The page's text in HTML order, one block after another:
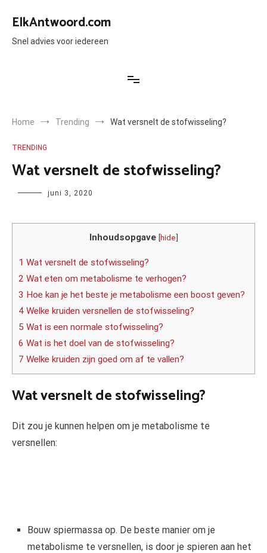
naar
inhoud
ElkAntwoord.com
Snel advies voor iedereen
Home Trending Wat versnelt de stofwisseling?
TRENDING
Wat versnelt de stofwisseling?
Author juni 3, 2020
Inhoudsopgave [hide]
1 Wat versnelt de stofwisseling?
2 Wat eten om metabolisme te verhogen?
3 Hoe kan je het beste je metabolisme een boost geven?
4 Welke kruiden versnellen de stofwisseling?
5 Wat is een normale stofwisseling?
6 Wat is het doel van de stofwisseling?
7 Welke kruiden zijn goed om af te vallen?
Wat versnelt de stofwisseling?
Dit zou je kunnen helpen om je metabolisme te
versnellen:
Bouw spiermassa op. De beste manier om je
metabolisme te versnellen, is door je spieren aan het